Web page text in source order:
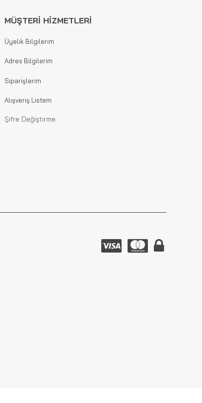
MÜŞTERİ HİZMETLERİ
Üyelik Bilgilerim
Adres Bilgilerim
Siparişlerim
Alışveriş Listem
Şifre Değiştirme